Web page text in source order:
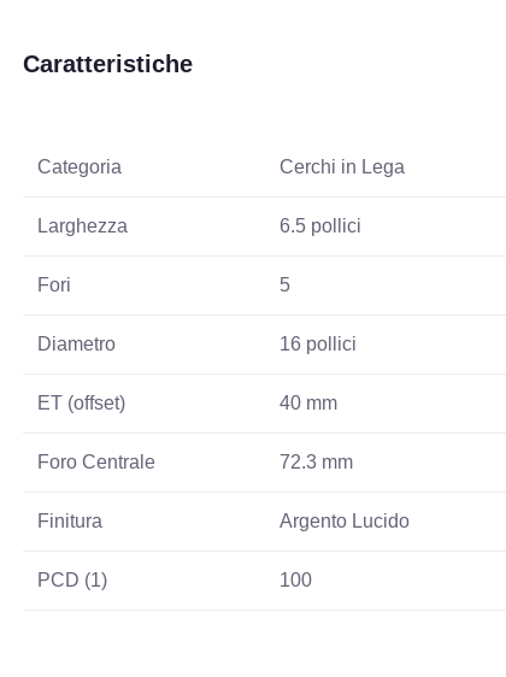
Caratteristiche
Categoria Cerchi in Lega
Larghezza 6.5 pollici
Fori 5
Diametro 16 pollici
ET (offset) 40 mm
Foro Centrale 72.3 mm
Finitura Argento Lucido
PCD (1) 100